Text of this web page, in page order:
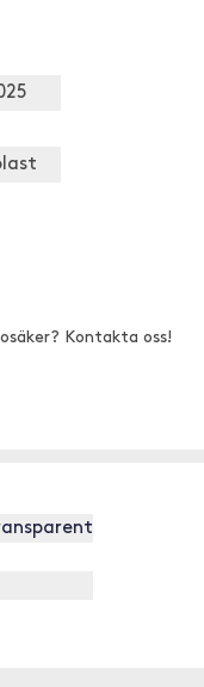
Kontakta oss!